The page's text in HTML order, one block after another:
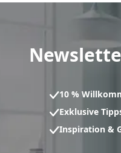
10 %
Exklusive
Inspiration &